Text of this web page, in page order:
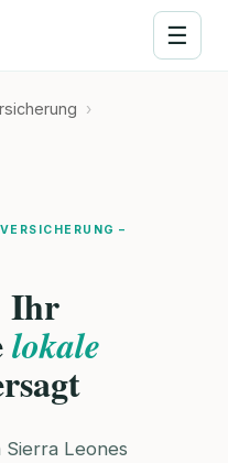
☰
–
Ihr
lokale
Sierra Leones